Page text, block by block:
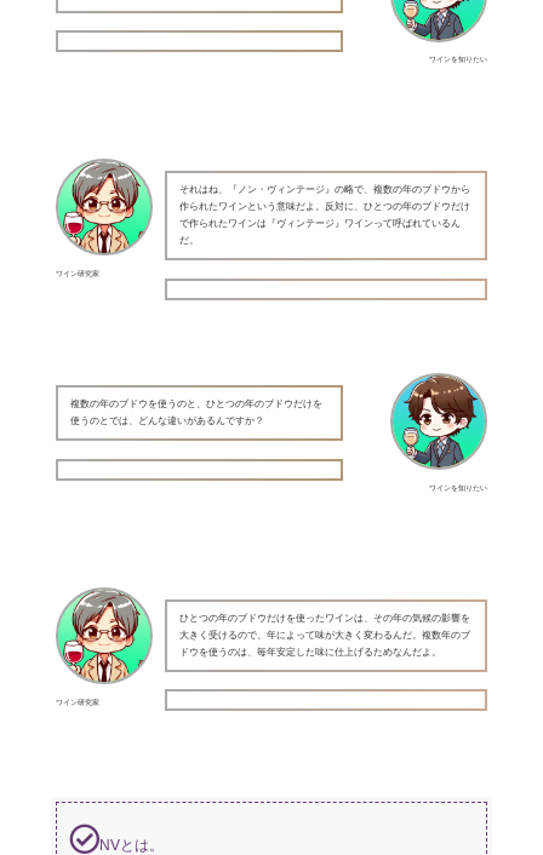
ワインを知りたい
ワイン研究家
それはね、『ノン・ヴィンテージ』の略で、複数の年のブドウから
作られたワインという意味だよ。反対に、ひとつの年のブドウだけ
で作られたワインは『ヴィンテージ』ワインって呼ばれているん
だ。
ワインを知りたい
複数の年のブドウを使うのと、ひとつの年のブドウだけを
使うのとでは、どんな違いがあるんですか？
ワイン研究家
ひとつの年のブドウだけを使ったワインは、その年の気候の影響を
大きく受けるので、年によって味が大きく変わるんだ。複数年のブ
ドウを使うのは、毎年安定した味に仕上げるためなんだよ。
NVとは。